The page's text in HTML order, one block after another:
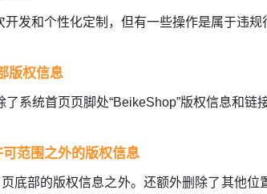
发和个性化定制，但有一些操作是属于违规
版权信息
系统首页页脚处“BeikeShop”版权信息和链
范围之外的版权信息
底部的版权信息之外。还额外删除了其他